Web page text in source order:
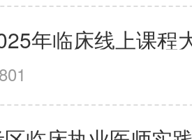
年临床线上课程